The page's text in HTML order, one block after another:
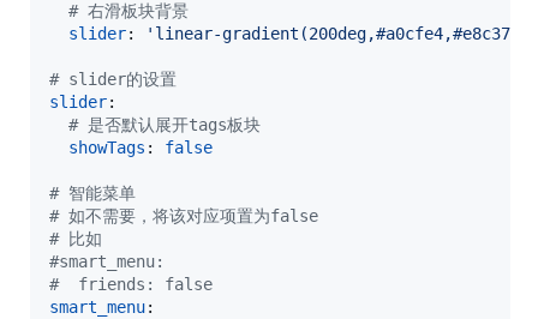
# 右滑板块背景
slider: ' linear-gradient(200deg,#a0cfe4,#e8c37e)
# slider的设置
slider:
# 是否默认展开tags板块
showTags : false
# 智能菜单
# 如不需要，将该对应项置为false
# 比如
#smart_menu:
#
  friends: false
smart_menu: